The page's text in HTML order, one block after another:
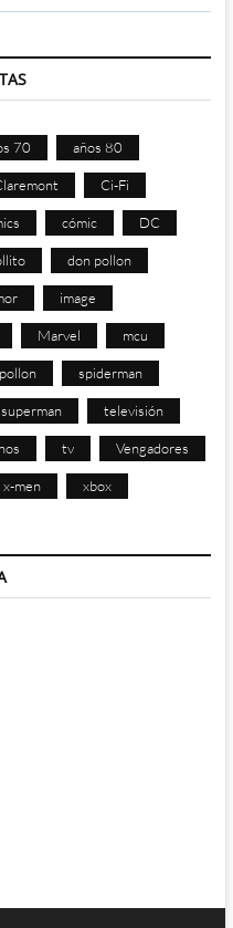
70 años 80
Ci-Fi
cómic DC
don pollon
image
Marvel mcu
pollon spiderman
superman televisión
tv Vengadores
x-men xbox